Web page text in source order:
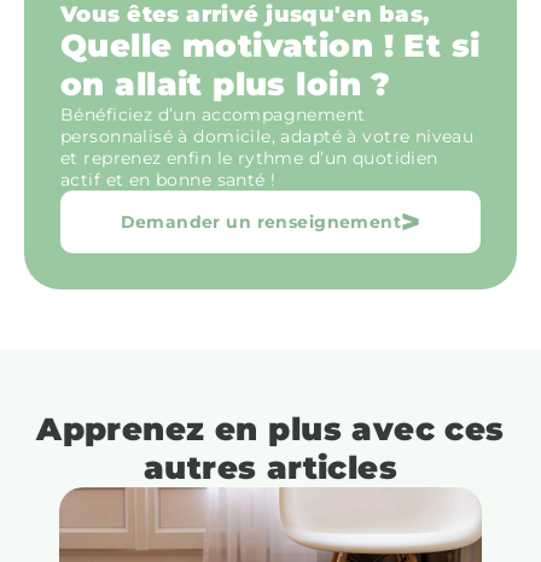
Vous êtes arrivé jusqu'en bas,
Quelle motivation ! Et si
on allait plus loin ?
Bénéficiez d’un accompagnement
personnalisé à domicile, adapté à votre niveau
et reprenez enfin le rythme d’un quotidien
actif et en bonne santé !
Demander un renseignement>
Apprenez en plus avec ces
autres articles